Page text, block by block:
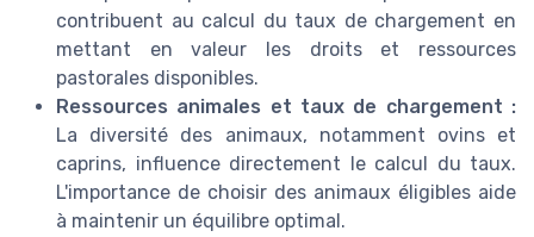
contribuent au calcul du taux de chargement en
mettant en valeur les droits et ressources
pastorales disponibles.
Ressources animales et taux de chargement :
La diversité des animaux, notamment ovins et
caprins, influence directement le calcul du taux.
L'importance de choisir des animaux éligibles aide
à maintenir un équilibre optimal.